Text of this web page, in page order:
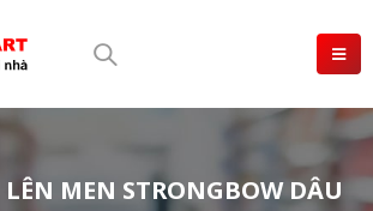
MEN STRONGBOW DÂU